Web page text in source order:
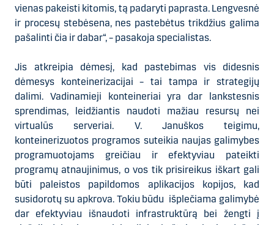
vienas pakeisti kitomis, tą padaryti paprasta. Lengvesnė
ir procesų stebėsena, nes pastebėtus trikdžius galima
pašalinti čia ir dabar“, – pasakoja specialistas.
Jis atkreipia dėmesį, kad pastebimas vis didesnis
dėmesys konteinerizacijai – tai tampa ir strategijų
dalimi. Vadinamieji konteineriai yra dar lankstesnis
sprendimas, leidžiantis naudoti mažiau resursų nei
virtualūs serveriai. V. Januškos teigimu,
konteinerizuotos programos suteikia naujas galimybes
programuotojams greičiau ir efektyviau pateikti
programų atnaujinimus, o vos tik prisireikus iškart gali
būti paleistos papildomos aplikacijos kopijos, kad
susidorotų su apkrova. Tokiu būdu išplečiama galimybė
dar efektyviau išnaudoti infrastruktūrą bei žengti į